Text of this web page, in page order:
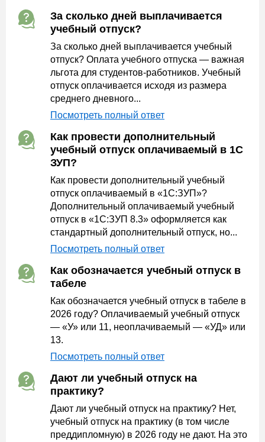
За сколько дней выплачивается
учебный отпуск?
За сколько дней выплачивается учебный
отпуск? Оплата учебного отпуска — важная
льгота для студентов-работников. Учебный
отпуск оплачивается исходя из размера
среднего дневного...
Посмотреть полный ответ
Как провести дополнительный
учебный отпуск оплачиваемый в 1С
ЗУП?
Как провести дополнительный учебный
отпуск оплачиваемый в «1С:ЗУП»?
Дополнительный оплачиваемый учебный
отпуск в «1С:ЗУП 8.3» оформляется как
стандартный дополнительный отпуск, но...
Посмотреть полный ответ
Как обозначается учебный отпуск в
табеле
Как обозначается учебный отпуск в табеле в
2026 году? Оплачиваемый учебный отпуск
— «У» или 11, неоплачиваемый — «УД» или
13.
Посмотреть полный ответ
Дают ли учебный отпуск на
практику?
Дают ли учебный отпуск на практику? Нет,
учебный отпуск на практику (в том числе
преддипломную) в 2026 году не дают. На это